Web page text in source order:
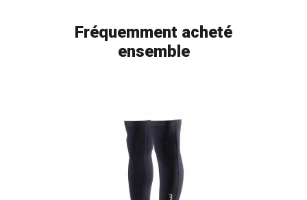
Fréquemment acheté
ensemble